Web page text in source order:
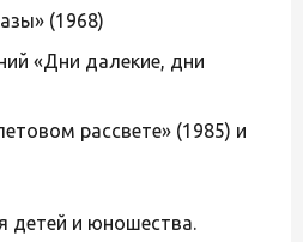
(1968)
«Дни далекие, дни
рассвете» (1985) и
детей и юношества.